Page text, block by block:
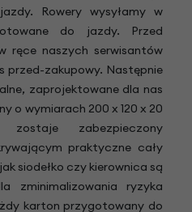
Rowery wysyłamy w
do jazdy. Przed
ręce naszych serwisantów
przed-zakupowy. Następnie
zaprojektowane dla nas
o wymiarach 200 x 120 x 20
zabezpieczony
praktyczne cały
siodełko czy kierownica są
zminimalizowania ryzyka
karton przygotowany do